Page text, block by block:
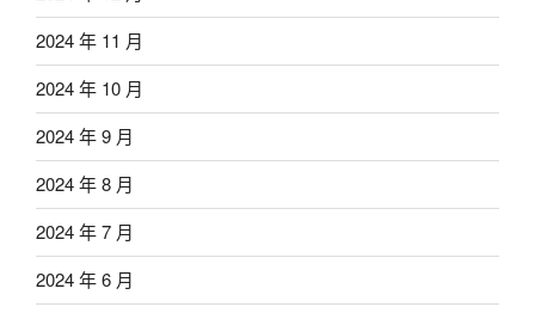
2024 年 11 月
2024 年 10 月
2024 年 9 月
2024 年 8 月
2024 年 7 月
2024 年 6 月